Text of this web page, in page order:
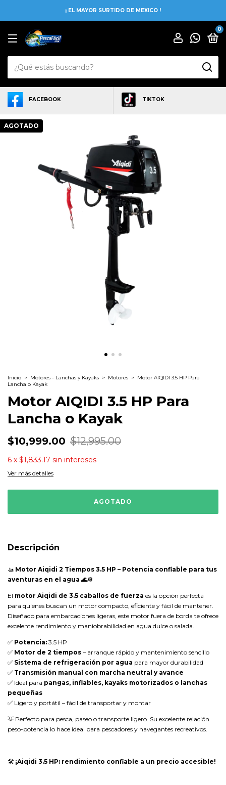
¡ EL MAYOR SURTIDO DE MEXICO !
0
FACEBOOK TIKTOK
AGOTADO
Inicio > Motores - Lanchas y Kayaks > Motores > Motor AIQIDI 3.5 HP Para
Lancha o Kayak
Motor AIQIDI 3.5 HP Para
Lancha o Kayak
$10,999.00 $12,995.00
6 x $1,833.17 sin intereses
Ver más detalles
Descripción
🚤 Motor Aiqidi 2 Tiempos 3.5 HP – Potencia confiable para tus
aventuras en el agua 🌊⚙️
El motor Aiqidi de 3.5 caballos de fuerza es la opción perfecta
para quienes buscan un motor compacto, eficiente y fácil de mantener.
Diseñado para embarcaciones ligeras, este motor fuera de borda te ofrece
excelente rendimiento y maniobrabilidad en agua dulce o salada.
✅ Potencia: 3.5 HP
✅ Motor de 2 tiempos – arranque rápido y mantenimiento sencillo
✅ Sistema de refrigeración por agua para mayor durabilidad
✅ Transmisión manual con marcha neutral y avance
✅ Ideal para pangas, inflables, kayaks motorizados o lanchas
pequeñas
✅ Ligero y portátil – fácil de transportar y montar
💡 Perfecto para pesca, paseo o transporte ligero. Su excelente relación
peso-potencia lo hace ideal para pescadores y navegantes recreativos.
🛠️ ¡Aiqidi 3.5 HP: rendimiento confiable a un precio accesible!